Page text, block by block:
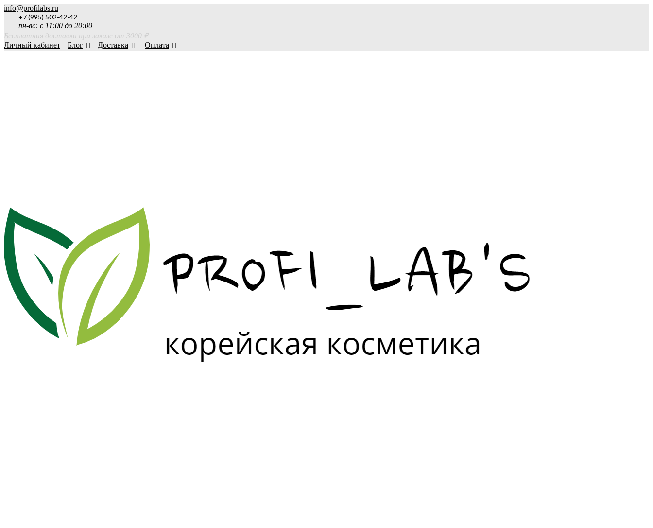
info@profilabs.ru
+7 (995) 502-42-42
пн-вс: с 11:00 до 20:00
Бесплатная доставка при заказе от 3000 ₽
Личный кабинет
Блог Доставка Оплата